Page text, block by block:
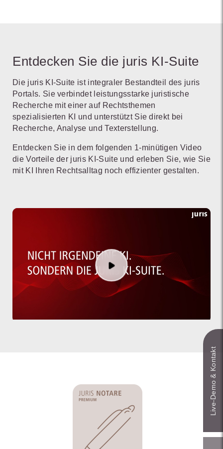
Entdecken Sie die juris KI-Suite
Die juris KI-Suite ist integraler Bestandteil des juris
Portals. Sie verbindet leistungsstarke juristische
Recherche mit einer auf Rechtsthemen
spezialisierten KI und unterstützt Sie direkt bei
Recherche, Analyse und Texterstellung.
Entdecken Sie in dem folgenden 1-minütigen Video
die Vorteile der juris KI-Suite und erleben Sie, wie Sie
mit KI Ihren Rechtsalltag noch effizienter gestalten.
Live‑Demo & Kontakt